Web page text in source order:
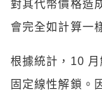
對其代幣價格造
會完全如計算一
根據統計，10
固定線性解鎖。